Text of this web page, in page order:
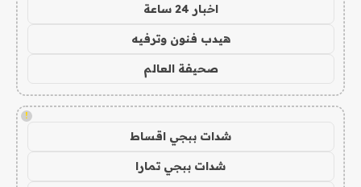
اخبار 24 ساعة
هيدب فنون وترفيه
صحيفة العالم
!
شدات ببجي اقساط
شدات ببجي تمارا